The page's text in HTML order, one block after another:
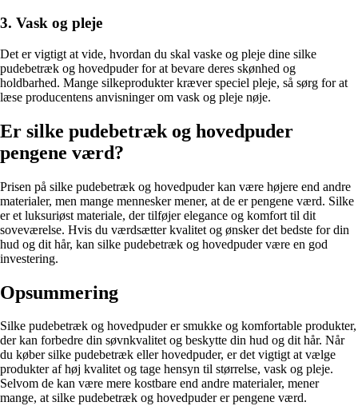
3. Vask og pleje
Det er vigtigt at vide, hvordan du skal vaske og pleje dine silke
pudebetræk og hovedpuder for at bevare deres skønhed og
holdbarhed. Mange silkeprodukter kræver speciel pleje, så sørg for at
læse producentens anvisninger om vask og pleje nøje.
Er silke pudebetræk og hovedpuder
pengene værd?
Prisen på silke pudebetræk og hovedpuder kan være højere end andre
materialer, men mange mennesker mener, at de er pengene værd. Silke
er et luksuriøst materiale, der tilføjer elegance og komfort til dit
soveværelse. Hvis du værdsætter kvalitet og ønsker det bedste for din
hud og dit hår, kan silke pudebetræk og hovedpuder være en god
investering.
Opsummering
Silke pudebetræk og hovedpuder er smukke og komfortable produkter,
der kan forbedre din søvnkvalitet og beskytte din hud og dit hår. Når
du køber silke pudebetræk eller hovedpuder, er det vigtigt at vælge
produkter af høj kvalitet og tage hensyn til størrelse, vask og pleje.
Selvom de kan være mere kostbare end andre materialer, mener
mange, at silke pudebetræk og hovedpuder er pengene værd.